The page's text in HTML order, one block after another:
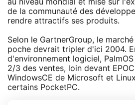
au niveau mondial et mise sur
de la communauté des
rendre attractifs ses produits.
Selon le GartnerGroup, le
poche devrait tripler d'ici 2004.
d'environnement logiciel,
2/3 des ventes, loin devant
WindowsCE de Microsoft et
certains PocketPC.